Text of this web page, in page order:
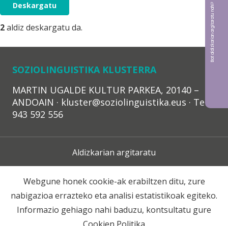
Deskargatu
2aldiz deskargatu da.
SOZIOLINGUISTIKA KLUSTERRA
MARTIN UGALDE KULTUR PARKEA, 20140 –
ANDOAIN · kluster@soziolinguistika.eus · Tel.:
943 592 556
Aldizkarian argitaratu
Lege Oharra
Harpidetza
Webgune honek cookie-ak erabiltzen ditu, zure
nabigazioa errazteko eta analisi estatistikoak egiteko.
Informazio gehiago nahi baduzu, kontsultatu gure
Bat aldizkarian argitaratu nahi?